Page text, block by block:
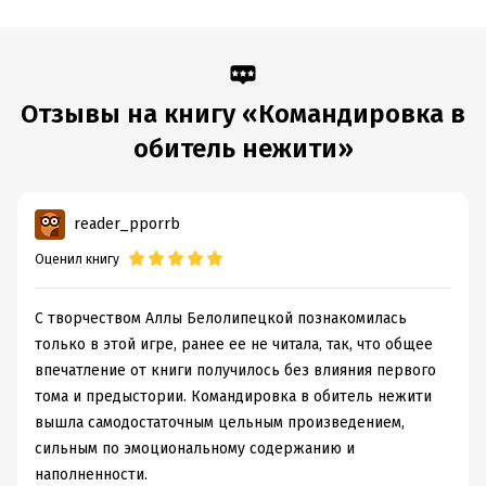
Отзывы на книгу «Командировка в
обитель нежити»
reader_pporrb
Оценил книгу
С творчеством Аллы Белолипецкой познакомилась
только в этой игре, ранее ее не читала, так, что общее
впечатление от книги получилось без влияния первого
тома и предыстории. Командировка в обитель нежити
вышла самодостаточным цельным произведением,
сильным по эмоциональному содержанию и
наполненности.